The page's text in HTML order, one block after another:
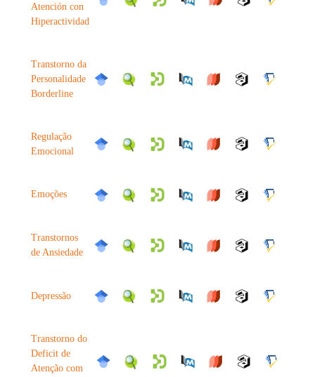
Atención con
Hiperactividad
Transtorno da
Personalidade
Borderline
Regulação
Emocional
Emoções
Transtornos
de Ansiedade
Depressão
Transtorno do
Deficit de
Atenção com